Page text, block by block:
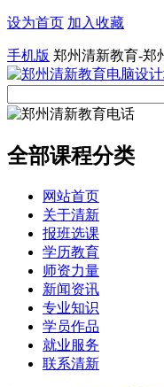
设为首页 加入收藏
手机版 郑州清新教育-郑
全部课程分类
网站首页
关于清新
报班选课
学历教育
师资力量
新闻资讯
专业知识
学员作品
就业服务
联系清新